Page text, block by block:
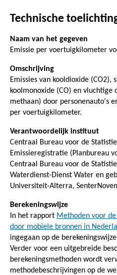
Technische
Naam van het gegeven
Emissie per voertuigkilometer
Omschrijving
Emissies van kooldioxide (CO2),
koolmonoxide (CO) en vluchtige
methaan) door personenauto's
per voertuigkilometer.
Verantwoordelijk instituut
Centraal Bureau voor de
Emissieregistratie (Planbureau
Centraal Bureau voor de
Waterdienst-Dienst Water en
Universiteit-Alterra,
Berekeningswijze
In het rapport Methoden voor
door mobiele bronnen in
ingegaan op de
Verder voor een uitgebreide
berekeningsmethoden wordt
methodebeschrijvingen op de